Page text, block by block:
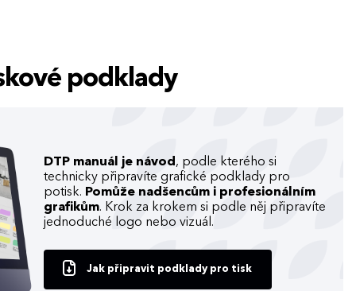
podklady
DTP manuál je návod , podle kterého si
technicky připravíte grafické podklady pro
potisk. Pomůže nadšencům i profesionálním
grafikům. Krok za krokem si podle něj připravíte
jednoduché logo nebo vizuál.
Jak připravit podklady pro tisk